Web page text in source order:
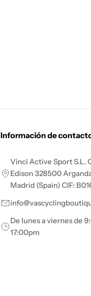
Información de
Vinci Active Sport S.L.
Edison 328500
Madrid (Spain) CIF:
De lunes a viernes de
17:00pm